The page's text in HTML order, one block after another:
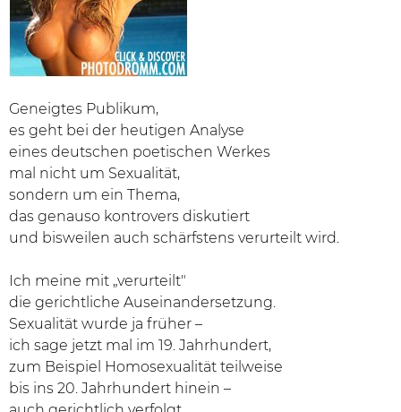
Geneigtes Publikum,
es geht bei der heutigen Analyse
eines deutschen poetischen Werkes
mal nicht um Sexualität,
sondern um ein Thema,
das genauso kontrovers diskutiert
und bisweilen auch schärfstens verurteilt wird.
Ich meine mit „verurteilt"
die gerichtliche Auseinandersetzung.
Sexualität wurde ja früher –
ich sage jetzt mal im 19. Jahrhundert,
zum Beispiel Homosexualität teilweise
bis ins 20. Jahrhundert hinein –